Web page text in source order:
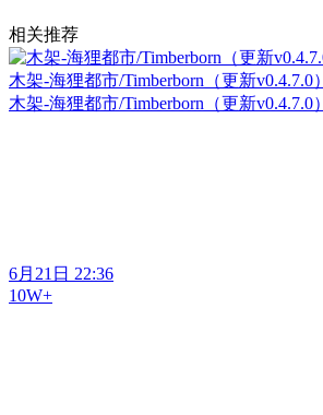
相关推荐
木架-海狸都市/Timberborn（更新v0.4.7.0）
木架-海狸都市/Timberborn（更新v0.4.7.0）
6月21日 22:36
10W+